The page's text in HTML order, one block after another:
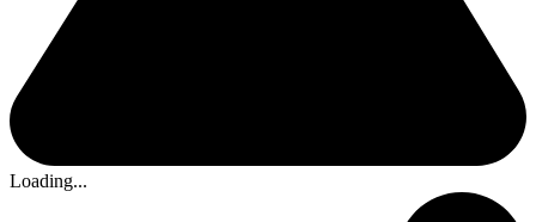
Loading...